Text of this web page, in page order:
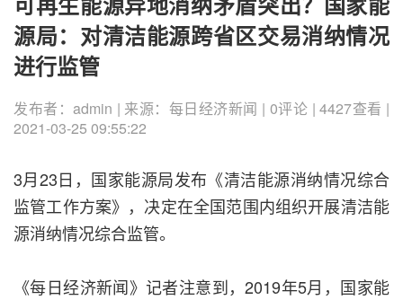
源局：对清洁能源跨省区交易消纳情况
进行监管
发布者：admin | 来源：每日经济新闻 | 0评论 | 4427查看 |
2021-03-25 09:55:22
3月23日，国家能源局发布《清洁能源消纳情况综合
监管工作方案》，决定在全国范围内组织开展清洁能
源消纳情况综合监管。
《每日经济新闻》记者注意到，2019年5月，国家能